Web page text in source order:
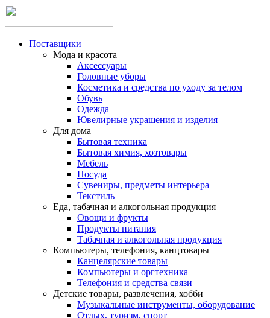
Поставщики
Мода и красота
Аксессуары
Головные уборы
Косметика и средства по уходу за телом
Обувь
Одежда
Ювелирные украшения и изделия
Для дома
Бытовая техника
Бытовая химия, хозтовары
Мебель
Посуда
Сувениры, предметы интерьера
Текстиль
Еда, табачная и алкогольная продукция
Овощи и фрукты
Продукты питания
Табачная и алкогольная продукция
Компьютеры, телефония, канцтовары
Канцелярские товары
Компьютеры и оргтехника
Телефония и средства связи
Детские товары, развлечения, хобби
Музыкальные инструменты, оборудование
Отдых, туризм, спорт